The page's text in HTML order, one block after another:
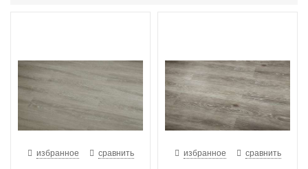
избранное сравнить избранное сравнить